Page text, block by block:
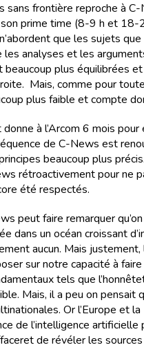
sans frontière reproche à
prime time (8-9 h et 18-
que les sujets
analyses et les
beaucoup plus équilibrées
Mais, comme pour
plus faible et compte
donne à l’Arcom 6 mois
de C-News est
beaucoup plus
rétroactivement pour ne
été respectés.
peut faire remarquer
dans un océan croissant
aucun. Mais
sur notre capacité à
tels que
Mais, il a peu on pensait
Or l’Europe et
de l’intelligence
de révéler les